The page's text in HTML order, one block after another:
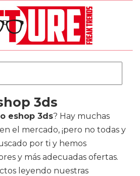
3ds
eshop 3ds? Hay muchas
el mercado, ¡pero no todas y
por ti y hemos
y más adecuadas ofertas.
leyendo nuestras